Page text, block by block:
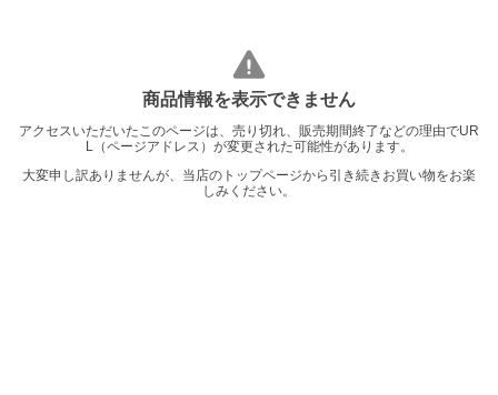
商品情報を表示できません
アクセスいただいたこのページは、売り切れ、販売期間終了などの理由でUR
L（ページアドレス）が変更された可能性があります。
大変申し訳ありませんが、当店のトップページから引き続きお買い物をお楽
しみください。